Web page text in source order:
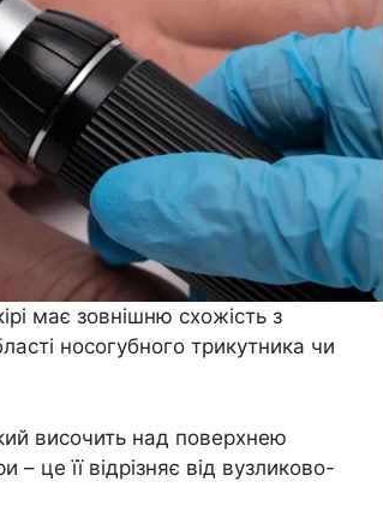
має зовнішню схожість з
носогубного трикутника чи
височить над поверхнею
– це її відрізняє від вузликово-